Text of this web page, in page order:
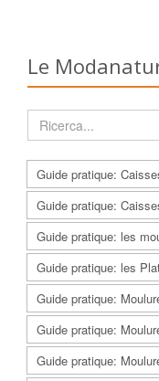
Le
Guide pratique:
Guide pratique:
Guide pratique: les
Guide pratique: les
Guide pratique:
Guide pratique:
Guide pratique: